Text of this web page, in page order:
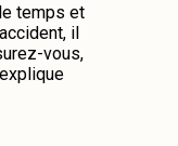
temps et
il
vous,